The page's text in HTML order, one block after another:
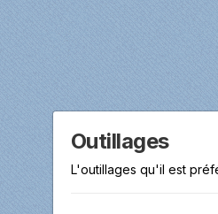
Outillages
L'outillages qu'il est